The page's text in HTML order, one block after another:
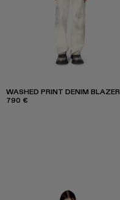
WASHED PRINT DENIM BLAZER
790 €